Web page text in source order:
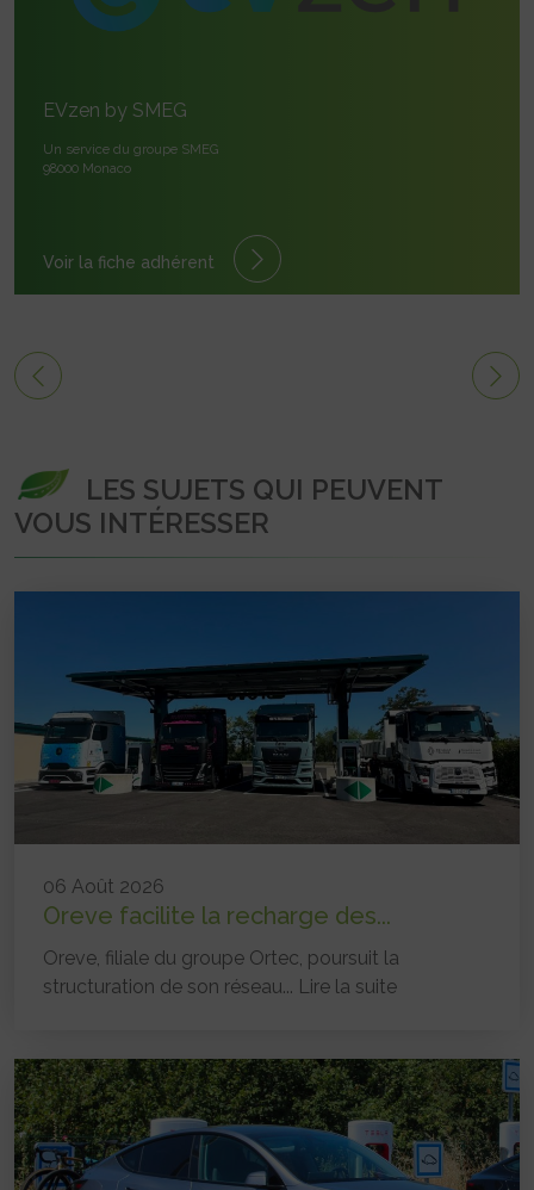
EVzen by SMEG
Un service du groupe SMEG
98000 Monaco
Voir la fiche adhérent
LES SUJETS QUI PEUVENT
VOUS INTÉRESSER
06 Août 2026
Oreve facilite la recharge des...
Oreve, filiale du groupe Ortec, poursuit la
structuration de son réseau... Lire la suite